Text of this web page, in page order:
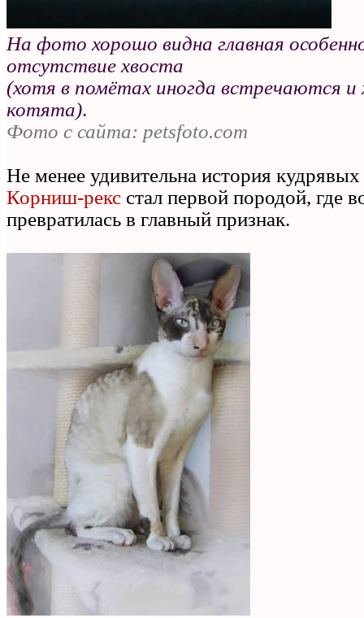
На фото хорошо видна главная
отсутствие хвоста
(хотя в помётах иногда встречаются
котята).
Фото с сайта: petsfoto.com
Не менее удивительна история
Корниш‑рекс стал первой породой, где
превратилась в главный признак.